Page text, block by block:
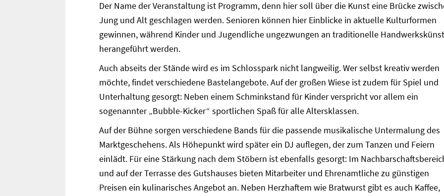
Der Name der Veranstaltung ist Programm, denn hier soll über die Kunst eine Brücke
Jung und Alt geschlagen werden. Senioren können hier Einblicke in aktuelle Kulturformen
gewinnen, während Kinder und Jugendliche ungezwungen an traditionelle
herangeführt werden.
Auch abseits der Stände wird es im Schlosspark nicht langweilig. Wer selbst kreativ werden
möchte, findet verschiedene Bastelangebote. Auf der großen Wiese ist zudem für Spiel und
Unterhaltung gesorgt: Neben einem Schminkstand für Kinder verspricht vor allem ein
sogenannter „Bubble-Kicker“ sportlichen Spaß für alle Altersklassen.
Auf der Bühne sorgen verschiedene Bands für die passende musikalische Untermalung des
Marktgeschehens. Als Höhepunkt wird später ein DJ auflegen, der zum Tanzen und Feiern
einlädt. Für eine Stärkung nach dem Stöbern ist ebenfalls gesorgt: Im
und auf der Terrasse des Gutshauses bieten Mitarbeiter und Ehrenamtliche zu günstigen
Preisen ein kulinarisches Angebot an. Neben Herzhaftem wie Bratwurst gibt es auch Kaffee,